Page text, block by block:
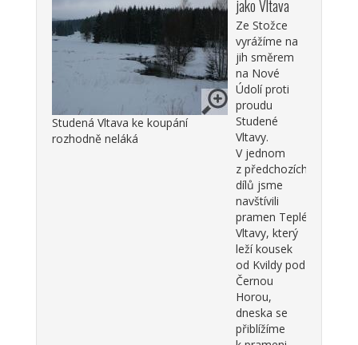
Studená Vltava ke koupání
rozhodně neláká
jako Vltava
Ze Stožce
vyrážíme na
jih směrem
na Nové
Údolí proti
proudu
Studené
Vltavy.
V jednom
z předchozích
dílů jsme
navštívili
pramen Teplé
Vltavy, který
leží kousek
od Kvildy pod
Černou
Horou,
dneska se
přiblížíme